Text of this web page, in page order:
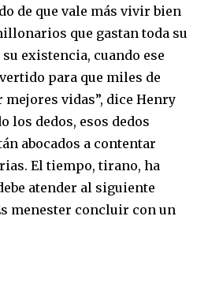
de que vale más vivir bien
que gastan toda su
existencia, cuando ese
para que miles de
vidas”, dice Henry
los dedos, esos dedos
abocados a contentar
El tiempo, tirano, ha
atender al siguiente
menester concluir con un